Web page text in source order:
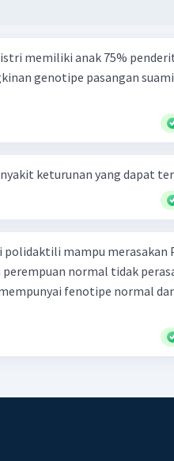
istri memiliki anak 75%
genotipe pasangan
keturunan yang dapat
polidaktili mampu merasakan
normal tidak
fenotipe normal